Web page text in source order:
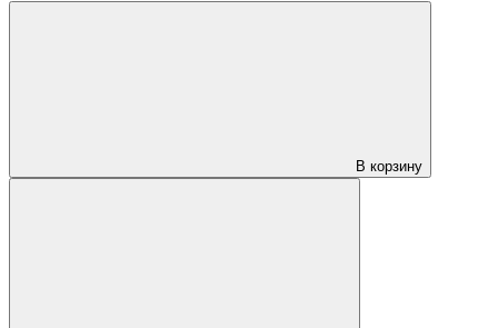
В корзину